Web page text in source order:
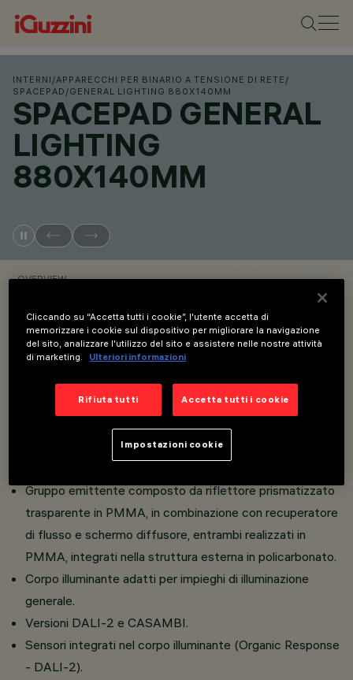
INTERNI /APPARECCHI PER BINARIO A TENSIONE DI RETE /
SPACEPAD /GENERAL LIGHTING 880X140MM
SPACEPAD GENERAL
LIGHTING
880X140MM
OVERVIEW
VISUALIZZA I CODICI PRODOTTO
Eccellente confort visivo.
Gruppo emittente composto da riflettore prismatizzato
trasparente in PMMA, in combinazione con recuperatore
di flusso e schermo diffusore, entrambi realizzati in
PMMA, integrati nella struttura esterna in policarbonato.
Corpo illuminante adatti per impieghi di illuminazione
generale.
Versioni DALI-2 e CASAMBI.
Sensori integrati nel corpo illuminante (Organic Response
- DALI-2).
Cliccando su “Accetta tutti i cookie”, l'utente accetta di
memorizzare i cookie sul dispositivo per migliorare la navigazione
del sito, analizzare l'utilizzo del sito e assistere nelle nostre attività
di marketing.
Ulteriori informazioni
Rifiuta tutti Accetta tutti i cookie
Impostazioni cookie